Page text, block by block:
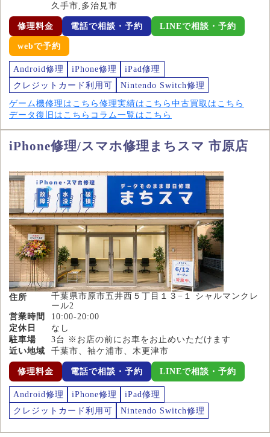
久手市,多治見市
修理料金 電話で相談・予約 LINEで相談・予約
webで予約
Android修理 iPhone修理
iPad修理
クレジットカード利用可
Nintendo Switch修理
ゲーム機修理はこちら 修理実績はこちら 中古買取はこちら
データ復旧はこちら コラム一覧はこちら
iPhone修理/スマホ修理まちスマ 市原店
住所
千葉県市原市五井西５丁目１３−１ シャルマンクレ
ール2
営業時間
10:00-20:00
定休日
なし
駐車場
3台 ※お店の前にお車をお止めいただけます
近い地域
千葉市、袖ケ浦市、木更津市
修理料金 電話で相談・予約 LINEで相談・予約
Android修理 iPhone修理
iPad修理
クレジットカード利用可
Nintendo Switch修理